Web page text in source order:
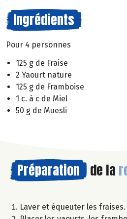
Ingrédients
Pour 4 personnes
125 g de Fraise
2 Yaourt nature
125 g de Framboise
1 c. à c de Miel
50 g de Muesli
Préparation de la
Laver et équeuter les fraises.